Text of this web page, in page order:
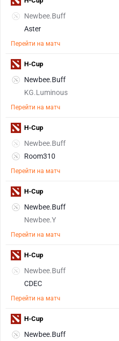
Newbee.Buff
Aster
Перейти на матч
Newbee.Buff
KG.Luminous
Перейти на матч
H-Cup
Newbee.Buff
Room310
Перейти на матч
H-Cup
Newbee.Buff
Newbee.Y
Перейти на матч
H-Cup
Newbee.Buff
CDEC
Перейти на матч
H-Cup
Newbee.Buff
H-Cup